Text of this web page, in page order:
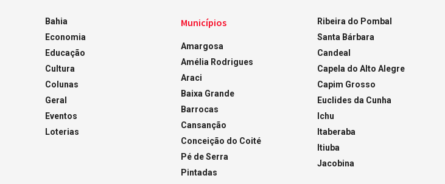
Bahia
Economia
Educação
Cultura
Colunas
Geral
Eventos
Loterias
Municípios
Amargosa
Amélia Rodrigues
Araci
Baixa Grande
Barrocas
Cansanção
Conceição do Coité
Pé de Serra
Pintadas
Ribeira do Pombal
Santa Bárbara
Candeal
Capela do Alto Alegre
Capim Grosso
Euclides da Cunha
Ichu
Itaberaba
Itiuba
Jacobina